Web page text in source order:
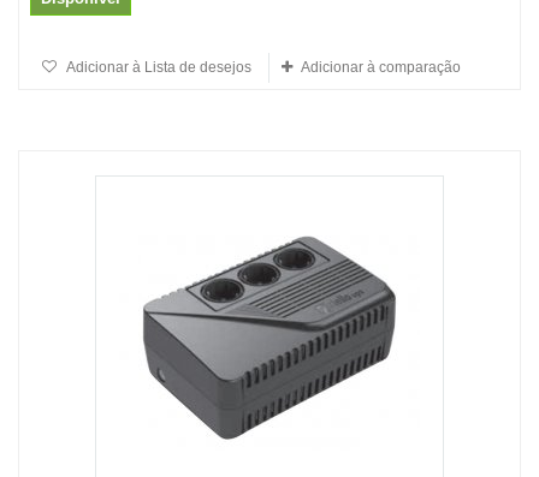
Adicionar à Lista de desejos Adicionar à comparação